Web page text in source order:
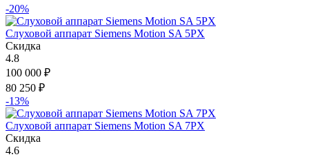
-20%
Слуховой аппарат Siemens Motion SA 5PX
Скидка
4.8
100 000 ₽
80 250 ₽
-13%
Слуховой аппарат Siemens Motion SA 7PX
Скидка
4.6